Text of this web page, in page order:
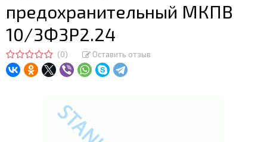
предохранительный МКПВ
10/3Ф3Р2.24
(0) Оставить отзыв